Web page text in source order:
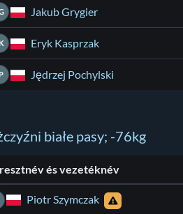
Jakub Grygier
Eryk Kasprzak
Jędrzej Pochylski
białe pasy; -76kg
és vezetéknév
Piotr Szymczak